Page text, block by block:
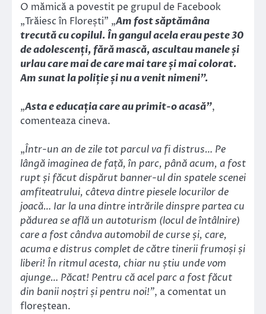
O mămică a povestit pe grupul de Facebook
„Trăiesc în Florești” „Am fost săptămâna
trecută cu copilul. În gangul acela erau peste 30
de adolescenți, fără mască, ascultau manele și
urlau care mai de care mai tare și mai colorat.
Am sunat la poliție și nu a venit nimeni”.
„Asta e educația care au primit-o acasă”,
comenteaza cineva.
„Într-un an de zile tot parcul va fi distrus… Pe
lângă imaginea de față, în parc, până acum, a fost
rupt și făcut dispărut banner-ul din spatele scenei
amfiteatrului, câteva dintre piesele locurilor de
joacă… Iar la una dintre intrările dinspre partea cu
pădurea se află un autoturism (locul de întâlnire)
care a fost cândva automobil de curse și, care,
acuma e distrus complet de către tinerii frumoși și
liberi! În ritmul acesta, chiar nu știu unde vom
ajunge… Păcat! Pentru că acel parc a fost făcut
din banii noștri și pentru noi!”, a comentat un
floreștean.